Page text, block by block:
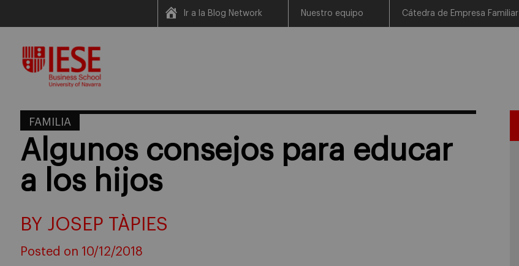
content
Ir a la Blog Network Nuestro equipo Cátedra de Empresa Familiar
FAMILIA
Algunos consejos para educar
a los hijos
BY JOSEP TÀPIES
Posted on 10/12/2018